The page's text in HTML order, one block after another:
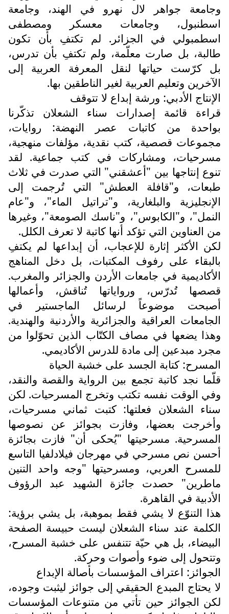
وجامعة جواهر لال نهرو في الهند، وجامعة
اسطنبول، وجامعات معسكر ومصطفى
اسطمبولي في الجزائر. لم تكتفِ بأن تكون
طالبة، بل صارت معلّمة، ولم تكتفِ بأن تدرس،
بل كرّست حياتها لنقل المعرفة العربية إلى
الآخرين وتعليم العربية لغير الناطقين بها.
الإنتاج الأدبي: ورشة إبداع لا تتوقف
قراءة قائمة إصدارات سناء الشعلان تذكّرنا
بواحدة من كاتبات عصر النهضة: روايات،
مجموعات قصصية، كتب نقدية، مؤلفات منهجية،
مسرحيات، ومشاركات في كتب جماعية. لقد
تنوع إنتاجها بين "أعشقني" التي صدرت في ثلاث
طبعات، و"قافلة العطش" التي تُرجمت إلى
الإنجليزية والبلغارية، و"تراتيل الماء"، و"عام
النمل"، و"الكابوس"، و"ناسك الصومعة"، وغيرها
من العناوين التي تؤكد أنها كاتبة لا تعرف الكلل.
لكن الأكثر إثارة للإعجاب، أن إبداعها لم يكتفِ
بالبقاء على رفوف المكتبات، بل دخل المناهج
الأكاديمية في جامعات الأردن والجزائر والمغرب.
قصصها تُدرّس، ورواياتها تُناقش، وأعمالها
أصبحت موضوعاً لرسائل الماجستير في
الجامعات العراقية والجزائرية والأردنية والهندية.
وهذا يضعها في مصاف الكتّاب الذين تحوّلوا من
مجرد مبدعين إلى مادة للدرس الأكاديمي.
المسرح: كتابة الجسد على خشبة الحياة
قلّما نجد كاتبة تجمع بين الرواية والقصة والنقد،
وفي الوقت نفسه تكتب وتخرج المسرحيات. لكن
سناء الشعلان فعلتها: كتبت ثماني مسرحيات،
وأخرجت بعضها، وفازت بجوائز عن نصوصها
المسرحية. مسرحيتها "يُحكى أن" فازت بجائزة
أحسن نص مسرحي في مهرجان فيلادلفيا التاسع
للمسرح العربي، ومسرحيتها "وجه واحد التنين
ماطرين" حصدت جائزة الشهيد عبد الرؤوف
الأدبية في القاهرة.
هذا التنوّع لا يشي فقط بموهبة، بل يشي برؤية:
الكلمة عند سناء الشعلان ليست حبيسة الصفحة
البيضاء، بل هي حيّة تتنفس على خشبة المسرح،
وتتحول إلى ضوء وأصوات وحركة.
الجوائز: اعتراف المؤسسات بأصالة الإبداع
لا يحتاج المبدع الحقيقي إلى جوائز ليثبت وجوده،
لكن الجوائز حين تأتي من متنوعات المؤسسات